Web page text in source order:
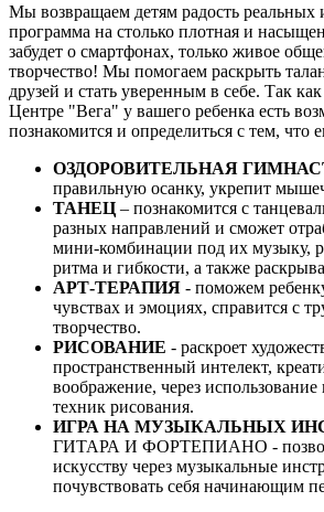
Мы возвращаем детям радость
программа на столько плотная и
забудет о смартфонах, только живое
творчество! Мы помогаем раскрыть
друзей и стать уверенным в себе. Так
Центре "Вега" у вашего ребенка есть
познакомится и определиться с тем, что
ОЗДОРОВИТЕЛЬНАЯ
правильную осанку, укрепит
ТАНЕЦ – познакомится с
разных направлений и сможет
мини-комбинации под их музыку,
ритма и гибкости, а также
АРТ-ТЕРАПИЯ - поможем
чувствах и эмоциях, справится с
творчество.
РИСОВАНИЕ - раскроет
пространственный интелект,
воображение, через
техник рисования.
ИГРА НА МУЗЫКАЛЬНЫХ
ГИТАРА И ФОРТЕПИАНО -
искусству через музыкальные
почувствовать себя начинающим